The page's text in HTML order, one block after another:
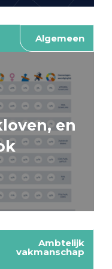
Algemeen
en
Ambtelijk
vakmanschap